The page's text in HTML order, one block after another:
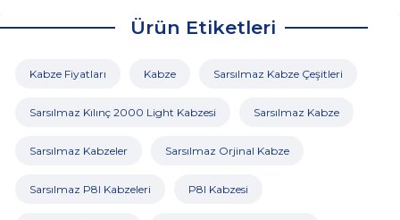
Ürün Etiketleri
Kabze Fiyatları Kabze Sarsılmaz Kabze Çeşitleri
Sarsılmaz Kılınç 2000 Light Kabzesi Sarsılmaz Kabze
Sarsılmaz Kabzeler Sarsılmaz Orjinal Kabze
Sarsılmaz P8l Kabzeleri P8l Kabzesi